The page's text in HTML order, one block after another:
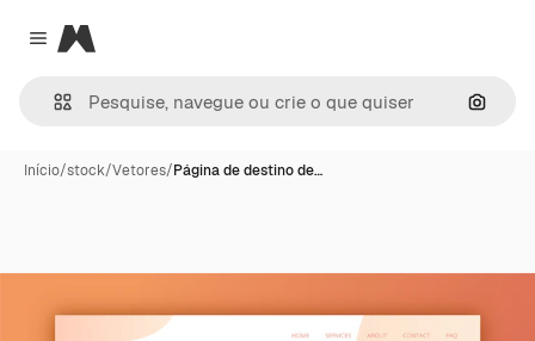
Close menu
Magnific
Início/stock/Vetores/Página de destino de…